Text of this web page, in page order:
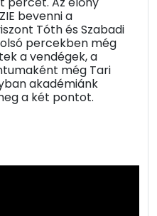
bevenni a
Tóth és Szabadi
percekben még
a vendégek, a
még Tari
akadémiánk
a két pontot.